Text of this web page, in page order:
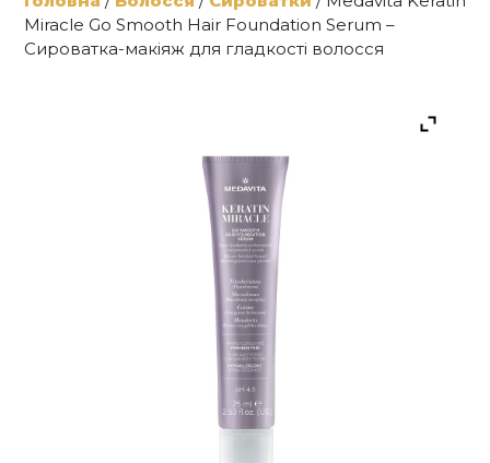
Miracle Go Smooth Hair Foundation Serum –
Сироватка-макіяж для гладкості волосся